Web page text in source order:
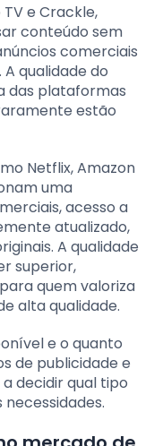
e Crackle,
conteúdo sem
comerciais
qualidade do
das plataformas
estão
Netflix, Amazon
uma
acesso a
atualizado,
A qualidade
superior,
quem valoriza
alta qualidade.
e o quanto
de publicidade e
decidir qual tipo